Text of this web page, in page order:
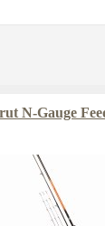
N-Gauge